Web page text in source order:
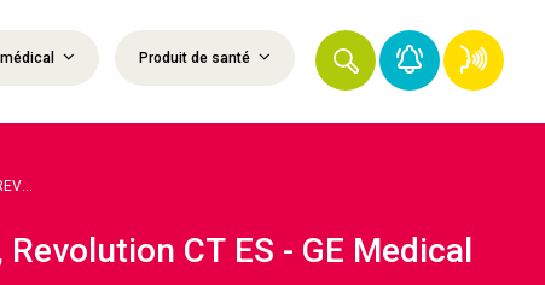
Produit de santé
CT ES - GE Medical